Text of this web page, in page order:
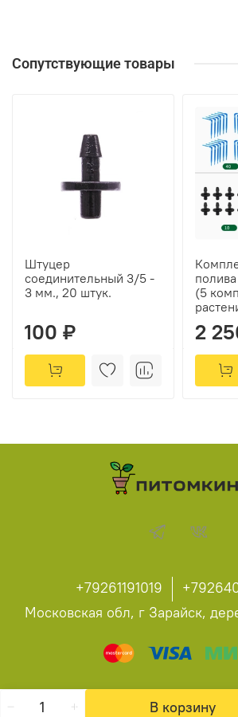
В корзину
Сопутствующие товары
Штуцер
соединительный 3/5 -
3 мм., 20 штук.
100 ₽
(5
2
+79261191019
Московская обл, г Зарайск,